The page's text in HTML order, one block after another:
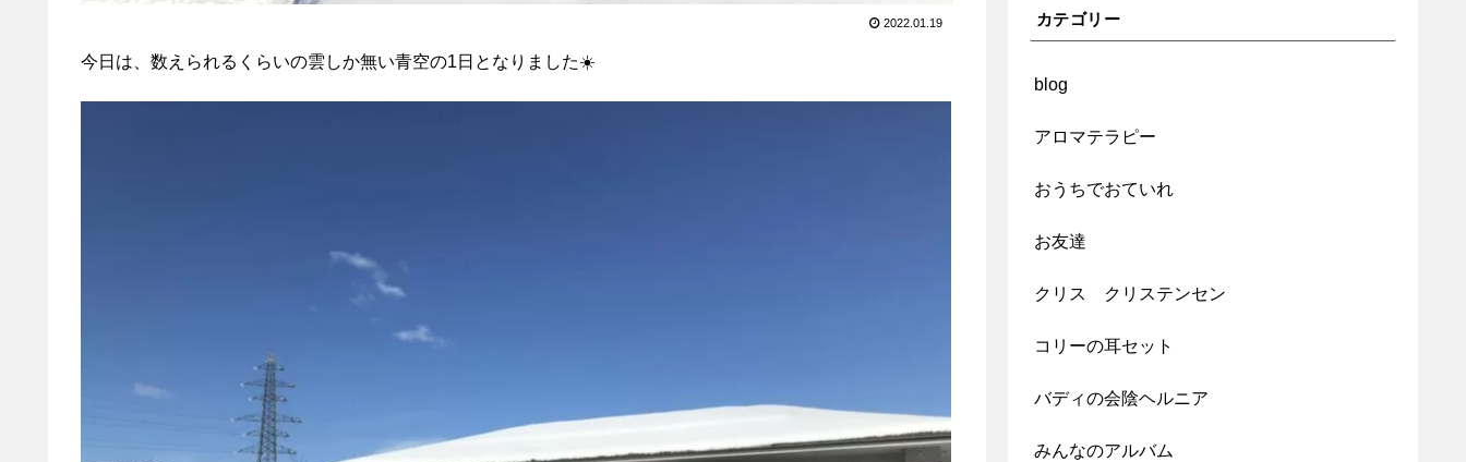
2022.01.19
今日は、数えられるくらいの雲しか無い青空の1日となりました☀️
カテゴリー
blog
アロマテラピー
おうちでおていれ
お友達
クリス クリステンセン
コリーの耳セット
バディの会陰ヘルニア
みんなのアルバム